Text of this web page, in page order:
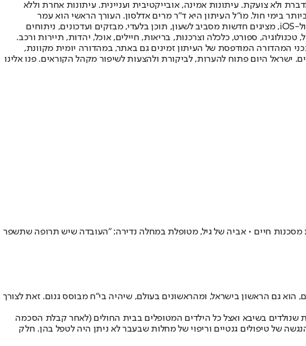
ולא צועקת. עיתונות אמינה, אובייקטיבית ועניינית. עיתונות אחרת וללא
בעל שיעור החשיפה הגבוה ביותר בימי חול. מו"ל העיתון היא ד"ר מרים אדלסון. העורך הראשי הוא עמר
לחמנוביץ, והעורך המייסד הוא עמוס רגב. אתרי האינטרנט של "ישראל היום" בעברית ובאנגלית, כמו כן היישומונים (אפליקציות) לאנדרואיד ול-iOS, מציגים חדשות מסביב לשעון, תוכן בלעדי, מבזקים ועדכונים, ניתוחים
ספורט, כלכלה וצרכנות, בריאות, חיילים, אוכל, יהדות, תיירות ורכב.
המהדורה המודפסת של העיתון זמינים גם באתר, במהדורה יומית מקוונת,
ישראל היום פתוח להערות, לביקורת ולהצעות לשיפור מקהל הקוראים. פנו אלינו
מסכנות חיים • אביה של גיל, מטופלת במחלה נדירה: "העובדה שיש תרופה שתשפר
גם הראשון בישראל, ומהראשונים בעולם, שיהיה בי"ח מבוסס גנום. זאת לצורך
שנולדים בשיבא ואצל כל הילדים המטופלים בבית החולים (לאחר קבלת הסכמה
של טיפולים גנטיים וריפוי של מחלות שבעבר לא ניתן היה לטפל בהן. חלק